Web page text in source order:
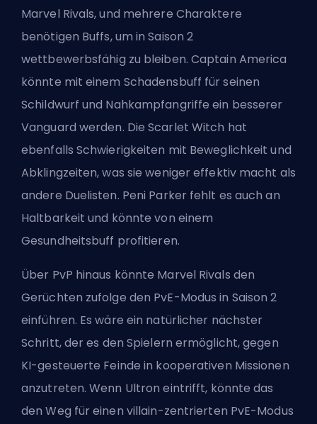
Marvel Rivals, und mehrere Charaktere
benötigen Buffs, um in Saison 2
wettbewerbsfähig zu bleiben. Captain America
könnte mit einem Schadensbuff für seinen
Schildwurf und Nahkampfangriffe ein besserer
Vanguard werden. Die Scarlet Witch hat
ebenfalls Schwierigkeiten mit Beweglichkeit und
Abklingzeiten, was sie weniger effektiv macht als
andere Duelisten. Peni Parker fehlt es auch an
Haltbarkeit und könnte von einem
Gesundheitsbuff profitieren.
Über PvP hinaus könnte Marvel Rivals den
Gerüchten zufolge den PvE-Modus in Saison 2
einführen. Es wäre ein natürlicher nächster
Schritt, der es den Spielern ermöglicht, gegen
KI-gesteuerte Feinde in kooperativen Missionen
anzutreten. Wenn Ultron eintrifft, könnte das
den Weg für einen villain-zentrierten PvE-Modus